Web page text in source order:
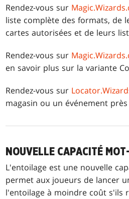
Rendez-vous sur
liste complète des formats, de
cartes autorisées et de leurs
Rendez-vous sur
en savoir plus sur la variante
Rendez-vous sur
magasin ou un événement
NOUVELLE CAPACITÉ
L'entoilage est une nouvelle
permet aux joueurs de lancer
l'entoilage à moindre coût s'ils